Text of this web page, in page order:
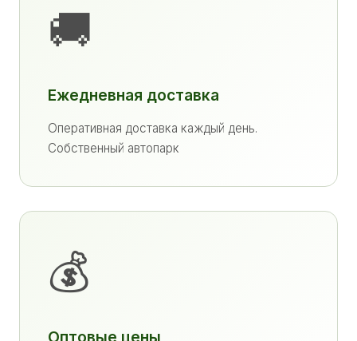
🚚
Ежедневная доставка
Оперативная доставка каждый день.
Собственный автопарк
💰
Оптовые цены